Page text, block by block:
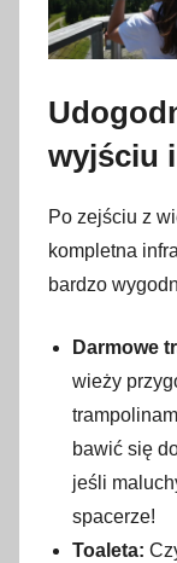
wyjściu
Po zejściu z
kompletna
bardzo
Darmowe
wieży
bawić się
jeśli
spacerze!
Toaleta: